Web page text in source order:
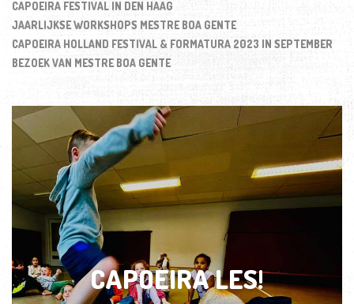
CAPOEIRA FESTIVAL IN DEN HAAG
JAARLIJKSE WORKSHOPS MESTRE BOA GENTE
CAPOEIRA HOLLAND FESTIVAL & FORMATURA 2023 IN SEPTEMBER
BEZOEK VAN MESTRE BOA GENTE
CAPOEIRA LES!